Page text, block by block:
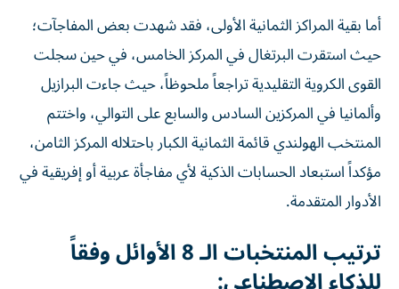
أما بقية المراكز الثمانية الأولى، فقد شهدت بعض المفاجآت؛
حيث استقرت البرتغال في المركز الخامس، في حين سجلت
القوى الكروية التقليدية تراجعاً ملحوظاً، حيث جاءت البرازيل
وألمانيا في المركزين السادس والسابع على التوالي، واختتم
المنتخب الهولندي قائمة الثمانية الكبار باحتلاله المركز الثامن،
مؤكداً استبعاد الحسابات الذكية لأي مفاجأة عربية أو إفريقية في
الأدوار المتقدمة.
ترتيب المنتخبات الـ 8 الأوائل وفقاً